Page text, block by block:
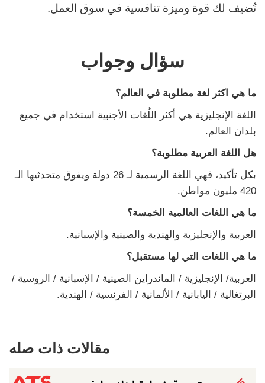
تُضيف لك قوة وميزة تنافسية في سوق العمل.
سؤال وجواب
ما هي اكثر لغة مطلوبة في العالم؟
اللغة الإنجليزية هي أكثر اللُغات الأجنبية استخدام في جميع
بلدان العالم.
هل اللغة العربية مطلوبة؟
بكل تأكيد، فهي اللغة الرسمية لـ 26 دولة ويفوق متحدثيها الـ
420 مليون مواطن.
ما هي اللغات العالمية الخمسة؟
العربية والإنجليزية والهندية والصينية والإسبانية.
ما هي اللغات التي لها مستقبل؟
العربية/ الإنجليزية / الماندراين الصينية / الإسبانية / الروسية /
البرتغالية / اليابانية / الألمانية / الفرنسية / الهندية.
مقالات ذات صله